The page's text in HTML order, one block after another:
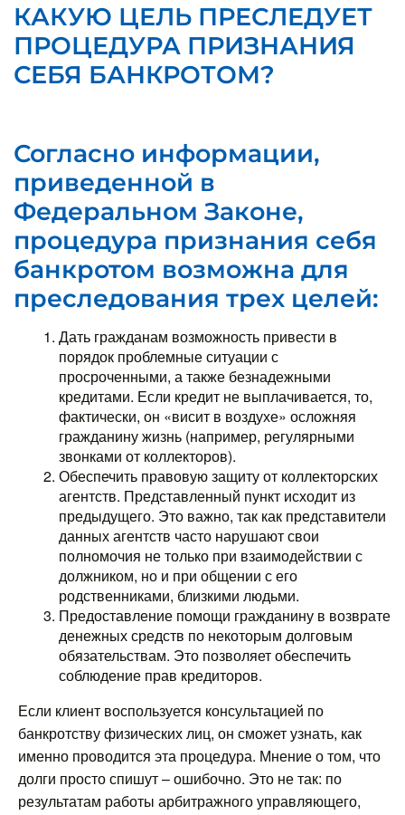
КАКУЮ ЦЕЛЬ ПРЕСЛЕДУЕТ
ПРОЦЕДУРА ПРИЗНАНИЯ
СЕБЯ БАНКРОТОМ?
Согласно информации,
приведенной в
Федеральном Законе,
процедура признания себя
банкротом возможна для
преследования трех целей:
Дать гражданам возможность привести в
порядок проблемные ситуации с
просроченными, а также безнадежными
кредитами. Если кредит не выплачивается, то,
фактически, он «висит в воздухе» осложняя
гражданину жизнь (например, регулярными
звонками от коллекторов).
Обеспечить правовую защиту от коллекторских
агентств. Представленный пункт исходит из
предыдущего. Это важно, так как представители
данных агентств часто нарушают свои
полномочия не только при взаимодействии с
должником, но и при общении с его
родственниками, близкими людьми.
Предоставление помощи гражданину в возврате
денежных средств по некоторым долговым
обязательствам. Это позволяет обеспечить
соблюдение прав кредиторов.
Если клиент воспользуется консультацией по
банкротству физических лиц, он сможет узнать, как
именно проводится эта процедура. Мнение о том, что
долги просто спишут – ошибочно. Это не так: по
результатам работы арбитражного управляющего,